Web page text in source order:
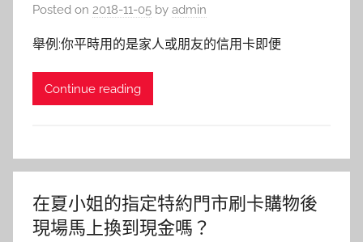
Posted on 2018-11-05 by admin
舉例:你平時用的是家人或朋友的信用卡即便
Continue reading
在夏小姐的指定特約門市刷卡購物後
現場馬上換到現金嗎？